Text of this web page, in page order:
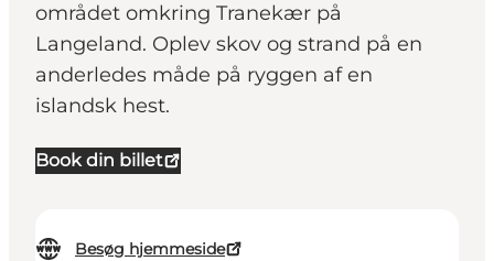
området omkring Tranekær på
Langeland. Oplev skov og strand på en
anderledes måde på ryggen af en
islandsk hest.
Book din billet
Besøg hjemmeside